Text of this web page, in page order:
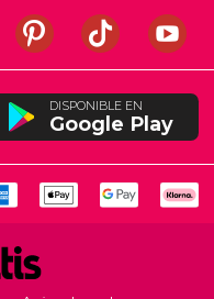
DISPONIBLE EN
Google Play